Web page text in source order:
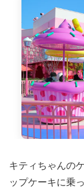
キティちゃんの
ップケーキに乗